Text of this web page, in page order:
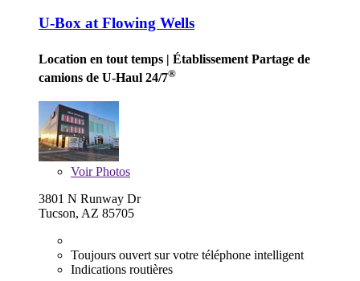
U-Box at Flowing Wells
Location en tout temps | Établissement Partage de
camions de U-Haul 24/7®
VoirPhotos
3801 N Runway Dr
Tucson, AZ 85705
Toujours ouvert sur votre téléphone intelligent
Indications routières